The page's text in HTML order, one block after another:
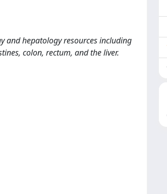
and hepatology resources including
colon, rectum, and the liver.